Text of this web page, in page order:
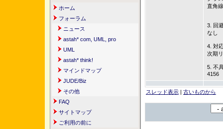
ホーム
フォーラム
ニュース
astah* com, UML, pro
UML
astah* think!
マインドマップ
JUDE/Biz
その他
FAQ
サイトマップ
ご利用の前に
直角
3. 回
なし
4. 対
次期
5. 不
4156
スレッド表示 | 古いものから